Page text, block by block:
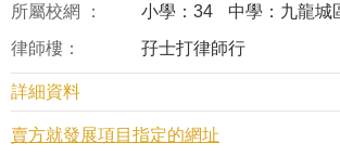
律師樓： 孖士打律師行
所屬校網 ： 小學：34 中學：九龍城
詳細資料
賣方就發展項目指定的網址